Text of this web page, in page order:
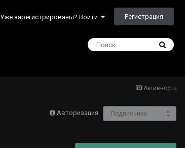
Уже зарегистрированы? Войти Регистрация
Активность
Авторизация Подписчики 0